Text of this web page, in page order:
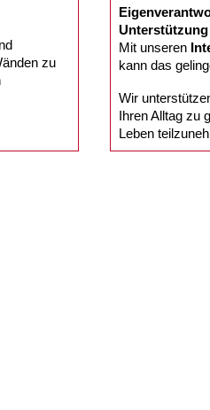
zu
Mit unseren
kann das
Wir
Ihren Alltag zu
Leben